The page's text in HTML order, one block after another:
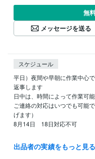
無
メッセージを送る
スケジュール
平日）夜間や早朝に作業中心
返事します
日中は、時間によって作業可
ご連絡の対応はいつでも可能
げます）
8月14日　18日対応不可
【土日祝】基本的には平日と
ご連絡の対応も可能です。フォ
出品者の実績をもっと見る